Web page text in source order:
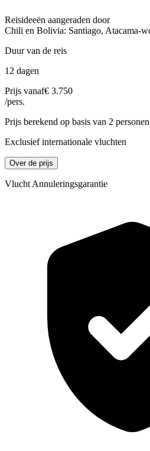
Reisideeën aangeraden door
Chili en Bolivia: Santiago, Atacama-
Duur van de reis
12 dagen
Prijs vanaf€ 3.750
/pers.
Prijs berekend op basis van 2 personen
Exclusief internationale vluchten
Over de prijs
Vlucht Annuleringsgarantie